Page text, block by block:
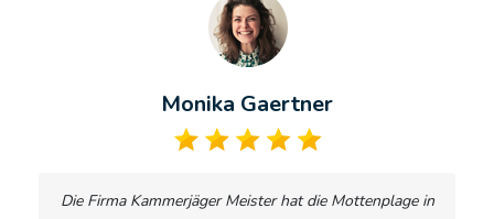
Monika Gaertner
Die Firma Kammerjäger Meister hat die Mottenplage in